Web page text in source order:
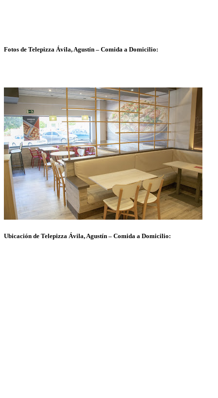
Fotos de Telepizza Ávila, Agustín – Comida a Domicilio:
Ubicación de Telepizza Ávila, Agustín – Comida a Domicilio: